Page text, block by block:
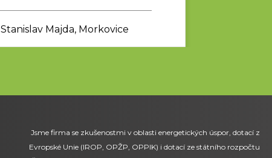
Stanislav Majda, Morkovice
Jsme firma se zkušenostmi v oblasti energetických úspor, dotací z
Evropské Unie (IROP, OPŽP, OPPIK) i dotací ze státního rozpočtu